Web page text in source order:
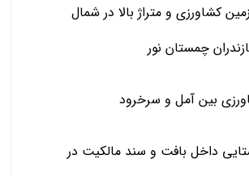
کشاورزی و متراژ بالا در شمال
چمستان نور
بین آمل و سرخرود
داخل بافت و سند مالکیت در